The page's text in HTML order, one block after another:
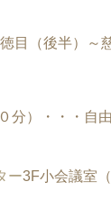
（後半）～
）・・・自
ー3F小会議室